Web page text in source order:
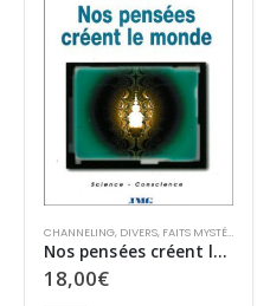
SURVIE ET PARANORMAL
CHANNELING, DIVERS, FAITS MYSTÉRIEUX
Nos pensées créent le monde
18,00€